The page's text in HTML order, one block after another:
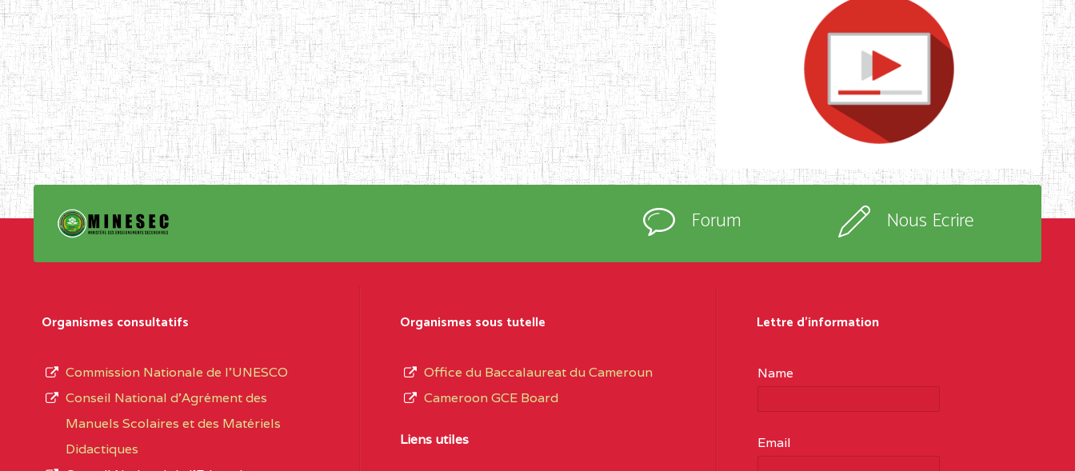
Forum Nous Ecrire
Organismes consultatifs
Commission Nationale de l’UNESCO
Conseil National d’Agrément des
Manuels Scolaires et des Matériels
Didactiques
Organismes sous tutelle
Office du Baccalaureat du Cameroun
Cameroon GCE Board
Liens utiles
Lettre d'information
Name
Email